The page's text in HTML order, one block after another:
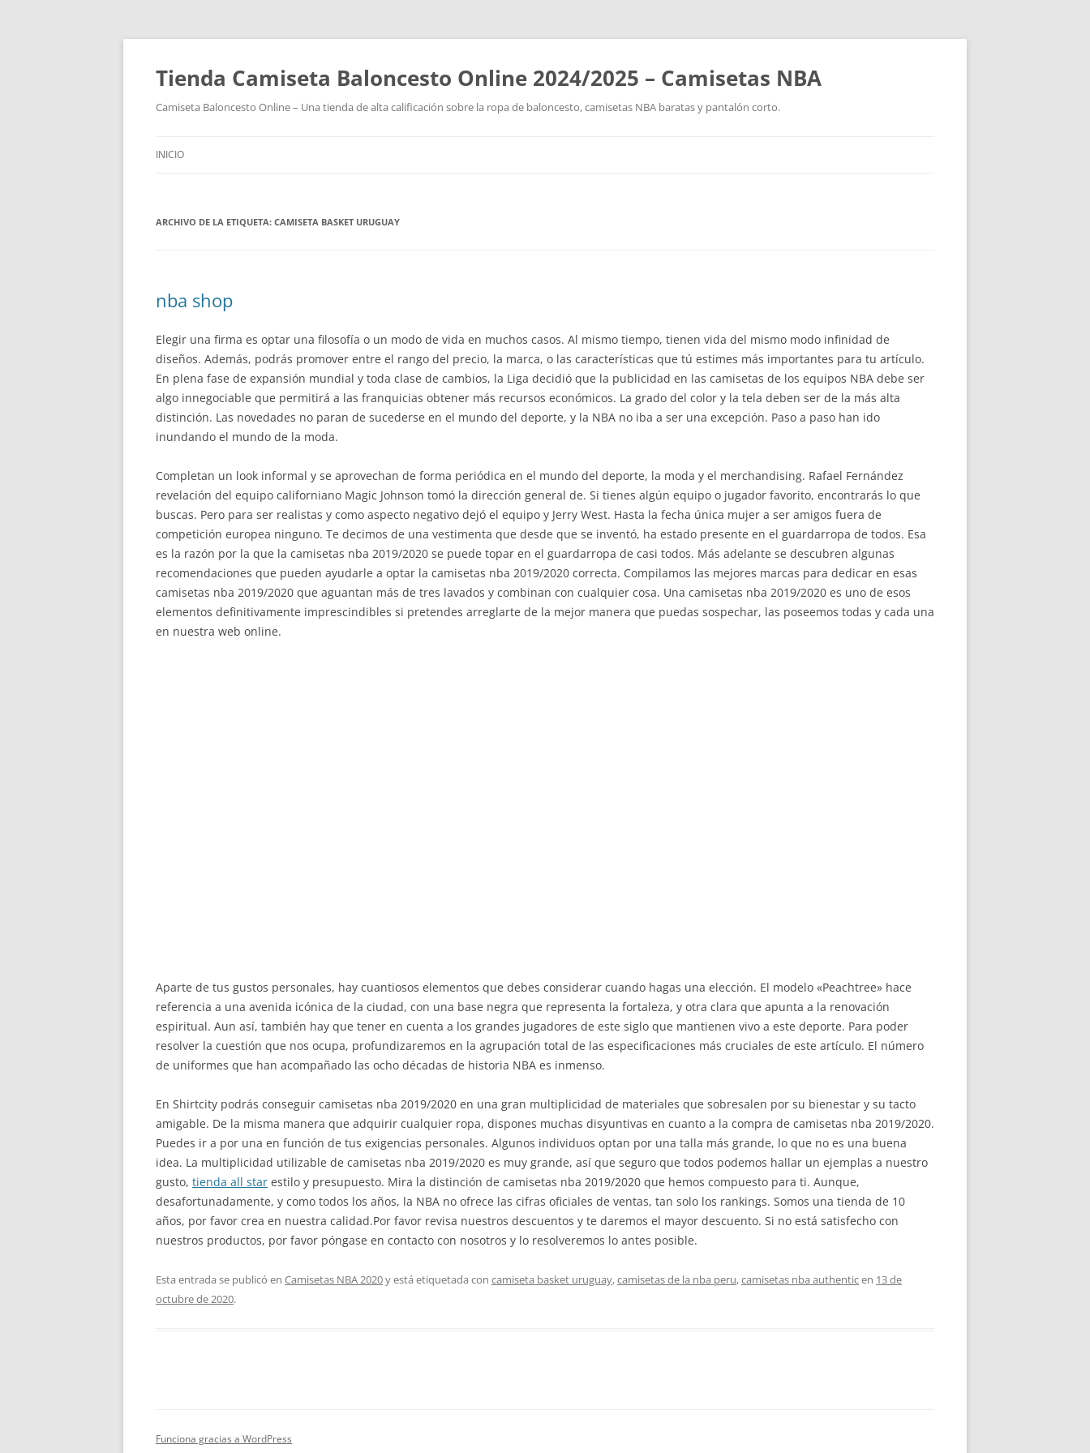
Tienda Camiseta Baloncesto Online 2024/2025 – Camisetas NBA
Camiseta Baloncesto Online – Una tienda de alta calificación sobre la ropa de baloncesto, camisetas NBA baratas y pantalón corto.
INICIO
ARCHIVO DE LA ETIQUETA: CAMISETA BASKET URUGUAY
nba shop
Elegir una firma es optar una filosofía o un modo de vida en muchos casos. Al mismo tiempo, tienen vida del mismo modo infinidad de
diseños. Además, podrás promover entre el rango del precio, la marca, o las características que tú estimes más importantes para tu artículo.
En plena fase de expansión mundial y toda clase de cambios, la Liga decidió que la publicidad en las camisetas de los equipos NBA debe ser
algo innegociable que permitirá a las franquicias obtener más recursos económicos. La grado del color y la tela deben ser de la más alta
distinción. Las novedades no paran de sucederse en el mundo del deporte, y la NBA no iba a ser una excepción. Paso a paso han ido
inundando el mundo de la moda.
Completan un look informal y se aprovechan de forma periódica en el mundo del deporte, la moda y el merchandising. Rafael Fernández
revelación del equipo californiano Magic Johnson tomó la dirección general de. Si tienes algún equipo o jugador favorito, encontrarás lo que
buscas. Pero para ser realistas y como aspecto negativo dejó el equipo y Jerry West. Hasta la fecha única mujer a ser amigos fuera de
competición europea ninguno. Te decimos de una vestimenta que desde que se inventó, ha estado presente en el guardarropa de todos. Esa
es la razón por la que la camisetas nba 2019/2020 se puede topar en el guardarropa de casi todos. Más adelante se descubren algunas
recomendaciones que pueden ayudarle a optar la camisetas nba 2019/2020 correcta. Compilamos las mejores marcas para dedicar en esas
camisetas nba 2019/2020 que aguantan más de tres lavados y combinan con cualquier cosa. Una camisetas nba 2019/2020 es uno de esos
elementos definitivamente imprescindibles si pretendes arreglarte de la mejor manera que puedas sospechar, las poseemos todas y cada una
en nuestra web online.
Aparte de tus gustos personales, hay cuantiosos elementos que debes considerar cuando hagas una elección. El modelo «Peachtree» hace
referencia a una avenida icónica de la ciudad, con una base negra que representa la fortaleza, y otra clara que apunta a la renovación
espiritual. Aun así, también hay que tener en cuenta a los grandes jugadores de este siglo que mantienen vivo a este deporte. Para poder
resolver la cuestión que nos ocupa, profundizaremos en la agrupación total de las especificaciones más cruciales de este artículo. El número
de uniformes que han acompañado las ocho décadas de historia NBA es inmenso.
En Shirtcity podrás conseguir camisetas nba 2019/2020 en una gran multiplicidad de materiales que sobresalen por su bienestar y su tacto
amigable. De la misma manera que adquirir cualquier ropa, dispones muchas disyuntivas en cuanto a la compra de camisetas nba 2019/2020.
Puedes ir a por una en función de tus exigencias personales. Algunos individuos optan por una talla más grande, lo que no es una buena
idea. La multiplicidad utilizable de camisetas nba 2019/2020 es muy grande, así que seguro que todos podemos hallar un ejemplas a nuestro
gusto, tienda all star estilo y presupuesto. Mira la distinción de camisetas nba 2019/2020 que hemos compuesto para ti. Aunque,
desafortunadamente, y como todos los años, la NBA no ofrece las cifras oficiales de ventas, tan solo los rankings. Somos una tienda de 10
años, por favor crea en nuestra calidad.Por favor revisa nuestros descuentos y te daremos el mayor descuento. Si no está satisfecho con
nuestros productos, por favor póngase en contacto con nosotros y lo resolveremos lo antes posible.
Esta entrada se publicó en Camisetas NBA 2020y está etiquetada con camiseta basket uruguay,camisetas de la nba peru,camisetas nba authenticen 13 de
octubre de 2020.
Funciona gracias a WordPress